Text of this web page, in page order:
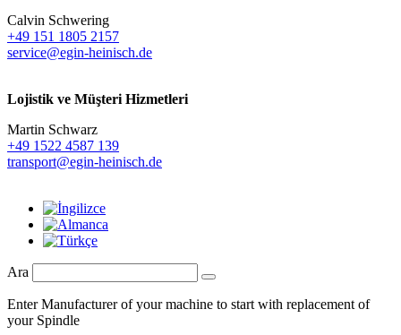
Calvin Schwering
+49 151 1805 2157
service@egin-heinisch.de
Lojistik ve Müşteri Hizmetleri
Martin Schwarz
+49 1522 4587 139
transport@egin-heinisch.de
Ara
Enter Manufacturer of your machine to start with replacement of
your Spindle